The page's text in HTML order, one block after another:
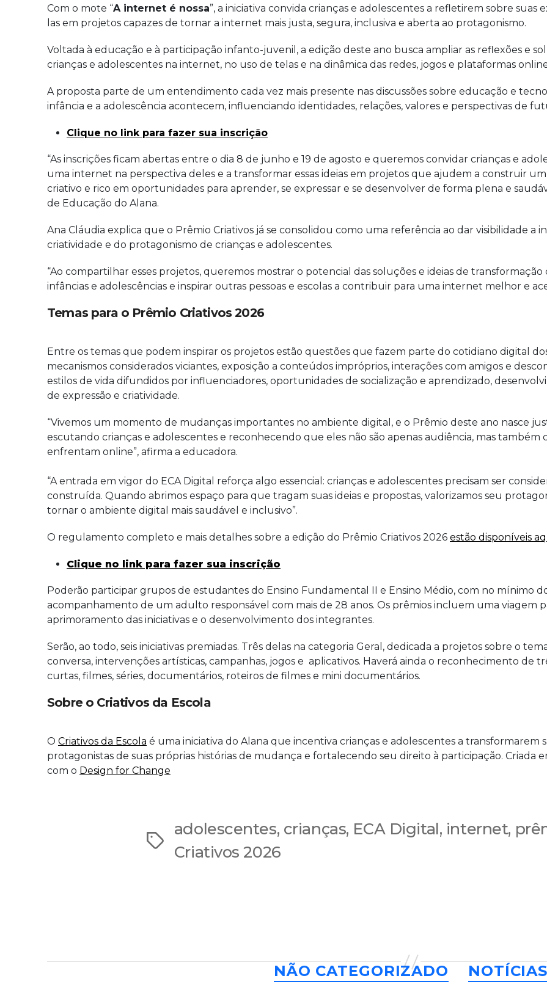
Com o mote “A internet é nossa”, a iniciativa convida crianças e adolescentes a refletirem sobre
las em projetos capazes de tornar a internet mais justa, segura, inclusiva e aberta ao protagonismo.
Voltada à educação e à participação infanto-juvenil, a edição deste ano busca ampliar as reflexões e
crianças e adolescentes na internet, no uso de telas e na dinâmica das redes, jogos e plataformas
A proposta parte de um entendimento cada vez mais presente nas discussões sobre educação e
infância e a adolescência acontecem, influenciando identidades, relações, valores e perspectivas de
Clique no link para fazer sua inscrição
“As inscrições ficam abertas entre o dia 8 de junho e 19 de agosto e queremos convidar crianças e
uma internet na perspectiva deles e a transformar essas ideias em projetos que ajudem a construir
criativo e rico em oportunidades para aprender, se expressar e se desenvolver de forma plena e
de Educação do Alana.
Ana Cláudia explica que o Prêmio Criativos já se consolidou como uma referência ao dar visibilidade a
criatividade e do protagonismo de crianças e adolescentes.
“Ao compartilhar esses projetos, queremos mostrar o potencial das soluções e ideias de
infâncias e adolescências e inspirar outras pessoas e escolas a contribuir para uma internet melhor e
Temas para o Prêmio Criativos 2026
Entre os temas que podem inspirar os projetos estão questões que fazem parte do cotidiano digital
mecanismos considerados viciantes, exposição a conteúdos impróprios, interações com amigos e
estilos de vida difundidos por influenciadores, oportunidades de socialização e aprendizado,
de expressão e criatividade.
“Vivemos um momento de mudanças importantes no ambiente digital, e o Prêmio deste ano nasce
escutando crianças e adolescentes e reconhecendo que eles não são apenas audiência, mas também
enfrentam online”, afirma a educadora.
“A entrada em vigor do ECA Digital reforça algo essencial: crianças e adolescentes precisam ser
construída. Quando abrimos espaço para que tragam suas ideias e propostas, valorizamos seu
tornar o ambiente digital mais saudável e inclusivo”.
O regulamento completo e mais detalhes sobre a edição do Prêmio Criativos 2026 estão disponíveis
Clique no link para fazer sua inscrição
Poderão participar grupos de estudantes do Ensino Fundamental II e Ensino Médio, com no mínimo
acompanhamento de um adulto responsável com mais de 28 anos. Os prêmios incluem uma viagem
aprimoramento das iniciativas e o desenvolvimento dos integrantes.
Serão, ao todo, seis iniciativas premiadas. Três delas na categoria Geral, dedicada a projetos sobre o
conversa, intervenções artísticas, campanhas, jogos e aplicativos. Haverá ainda o reconhecimento de
curtas, filmes, séries, documentários, roteiros de filmes e mini documentários.
Sobre o Criativos da Escola
O Criativos da Escola é uma iniciativa do Alana que incentiva crianças e adolescentes a transformarem
protagonistas de suas próprias histórias de mudança e fortalecendo seu direito à participação. Criada
com o Design for Change
Tags
adolescentes, crianças, ECA Digital, internet,
Criativos 2026
Categorias
NÃO CATEGORIZADO NOTÍCIAS